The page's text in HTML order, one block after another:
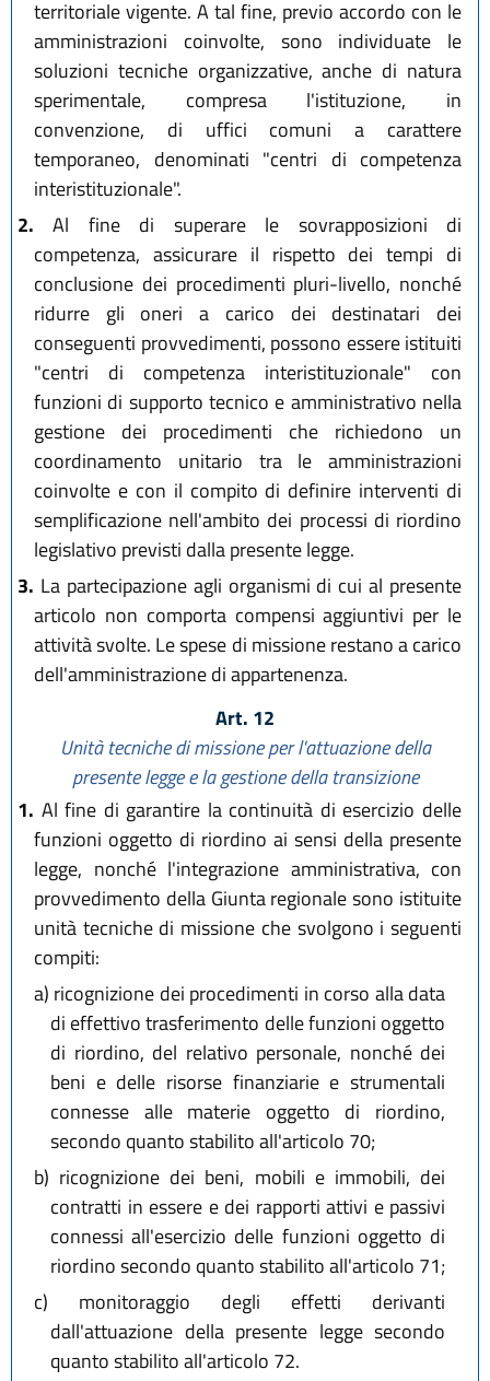
territoriale vigente. A tal fine, previo accordo con le
amministrazioni coinvolte, sono individuate le
soluzioni tecniche organizzative, anche di natura
sperimentale, compresa l'istituzione, in
convenzione, di uffici comuni a carattere
temporaneo, denominati "centri di competenza
interistituzionale".
2. Al fine di superare le sovrapposizioni di
competenza, assicurare il rispetto dei tempi di
conclusione dei procedimenti pluri-livello, nonché
ridurre gli oneri a carico dei destinatari dei
conseguenti provvedimenti, possono essere istituiti
"centri di competenza interistituzionale" con
funzioni di supporto tecnico e amministrativo nella
gestione dei procedimenti che richiedono un
coordinamento unitario tra le amministrazioni
coinvolte e con il compito di definire interventi di
semplificazione nell'ambito dei processi di riordino
legislativo previsti dalla presente legge.
3. La partecipazione agli organismi di cui al presente
articolo non comporta compensi aggiuntivi per le
attività svolte. Le spese di missione restano a carico
dell'amministrazione di appartenenza.
Art. 12
Unità tecniche di missione per l'attuazione della
presente legge e la gestione della transizione
1. Al fine di garantire la continuità di esercizio delle
funzioni oggetto di riordino ai sensi della presente
legge, nonché l'integrazione amministrativa, con
provvedimento della Giunta regionale sono istituite
unità tecniche di missione che svolgono i seguenti
compiti:
a) ricognizione dei procedimenti in corso alla data
di effettivo trasferimento delle funzioni oggetto
di riordino, del relativo personale, nonché dei
beni e delle risorse finanziarie e strumentali
connesse alle materie oggetto di riordino,
secondo quanto stabilito all'articolo 70;
b) ricognizione dei beni, mobili e immobili, dei
contratti in essere e dei rapporti attivi e passivi
connessi all'esercizio delle funzioni oggetto di
riordino secondo quanto stabilito all'articolo 71;
c) monitoraggio degli effetti derivanti
dall'attuazione della presente legge secondo
quanto stabilito all'articolo 72.